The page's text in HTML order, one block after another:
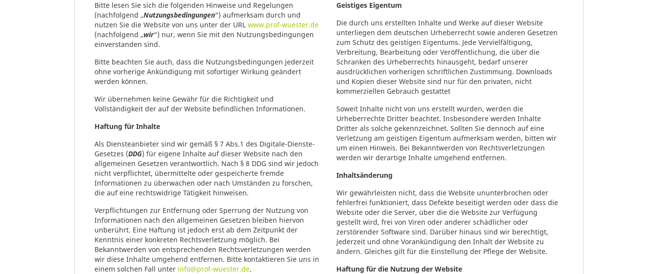
Bitte lesen Sie sich die folgenden Hinweise und Regelungen
(nachfolgend „Nutzungsbedingungen“) aufmerksam durch und
nutzen Sie die Website von uns unter der URL www.prof-wuester.de
(nachfolgend „wir“) nur, wenn Sie mit den Nutzungsbedingungen
einverstanden sind.
Bitte beachten Sie auch, dass die Nutzungsbedingungen jederzeit
ohne vorherige Ankündigung mit sofortiger Wirkung geändert
werden können.
Wir übernehmen keine Gewähr für die Richtigkeit und
Vollständigkeit der auf der Website befindlichen Informationen.
Haftung für Inhalte
Als Diensteanbieter sind wir gemäß § 7 Abs.1 des Digitale-Dienste-
Gesetzes (DDG) für eigene Inhalte auf dieser Website nach den
allgemeinen Gesetzen verantwortlich. Nach § 8 DDG sind wir jedoch
nicht verpflichtet, übermittelte oder gespeicherte fremde
Informationen zu überwachen oder nach Umständen zu forschen,
die auf eine rechtswidrige Tätigkeit hinweisen.
Verpflichtungen zur Entfernung oder Sperrung der Nutzung von
Informationen nach den allgemeinen Gesetzen bleiben hiervon
unberührt. Eine Haftung ist jedoch erst ab dem Zeitpunkt der
Kenntnis einer konkreten Rechtsverletzung möglich. Bei
Bekanntwerden von entsprechenden Rechtsverletzungen werden
wir diese Inhalte umgehend entfernen. Bitte kontaktieren Sie uns in
einem solchen Fall unter info@prof-wuester.de.
Geistiges Eigentum
Die durch uns erstellten Inhalte und Werke auf dieser Website
unterliegen dem deutschen Urheberrecht sowie anderen Gesetzen
zum Schutz des geistigen Eigentums. Jede Vervielfältigung,
Verbreitung, Bearbeitung oder Veröffentlichung, die über die
Schranken des Urheberrechts hinausgeht, bedarf unserer
ausdrücklichen vorherigen schriftlichen Zustimmung. Downloads
und Kopien dieser Website sind nur für den privaten, nicht
kommerziellen Gebrauch gestattet
Soweit Inhalte nicht von uns erstellt wurden, werden die
Urheberrechte Dritter beachtet. Insbesondere werden Inhalte
Dritter als solche gekennzeichnet. Sollten Sie dennoch auf eine
Verletzung am geistigen Eigentum aufmerksam werden, bitten wir
um einen Hinweis. Bei Bekanntwerden von Rechtsverletzungen
werden wir derartige Inhalte umgehend entfernen.
Inhaltsänderung
Wir gewährleisten nicht, dass die Website ununterbrochen oder
fehlerfrei funktioniert, dass Defekte beseitigt werden oder dass die
Website oder die Server, über die die Website zur Verfügung
gestellt wird, frei von Viren oder anderer schädlicher oder
zerstörender Software sind. Darüber hinaus sind wir berechtigt,
jederzeit und ohne Vorankündigung den Inhalt der Website zu
ändern. Gleiches gilt für die Einstellung der Pflege der Website.
Haftung für die Nutzung der Website